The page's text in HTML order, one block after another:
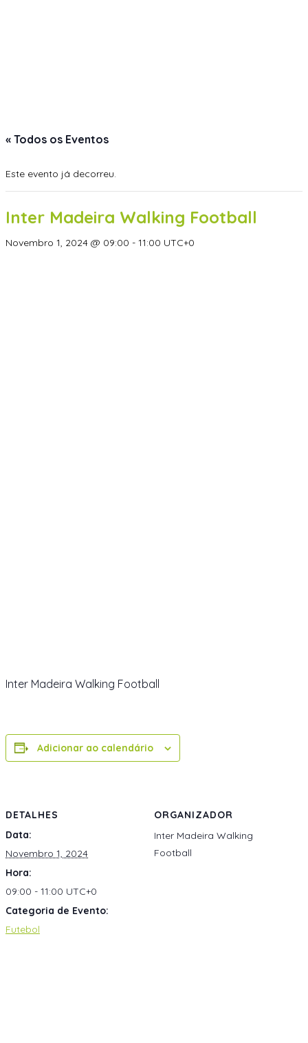
« Todos os Eventos
Este evento já decorreu.
Inter Madeira Walking Football
Novembro 1, 2024 @ 09:00 - 11:00 UTC+0
Inter Madeira Walking Football
Adicionar ao calendário
DETALHES
Data:
Novembro 1, 2024
Hora:
09:00 - 11:00 UTC+0
Categoria de Evento:
Futebol
ORGANIZADOR
Inter Madeira Walking
Football